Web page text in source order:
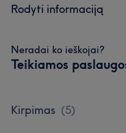
Rodyti informaciją
Neradai ko ieškojai?
Teikiamos
Kirpimas (5)